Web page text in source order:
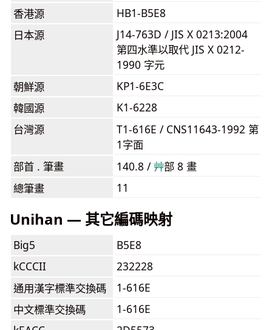
香港源
HB1-B5E8
日本源
J14-763D / JIS X 0213:2004
第四水準以取代 JIS X 0212-
1990 字元
朝鮮源
KP1-6E3C
韓國源
K1-6228
台灣源
T1-616E / CNS11643-1992 第
1字面
部首 . 筆畫
140.8 / ⾋部 8 畫
總筆畫
11
Unihan — 其它編碼映射
Big5
B5E8
kCCCII
232228
通用漢字標準交換碼
1-616E
中文標準交換碼
1-616E